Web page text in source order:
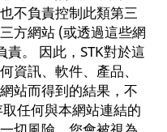
不負責控制此類第三
方網站 (或透過這些網
。 因此，STK對於這
資訊、軟件、產品、
站而得到的結果，不
任何與本網站連結的